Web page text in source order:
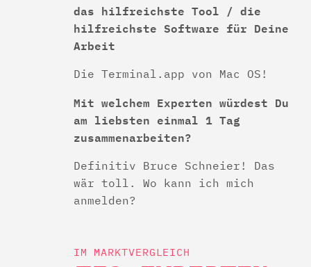
das hilfreichste Tool / die
hilfreichste Software für Deine
Arbeit
Die Terminal.app von Mac OS!
Mit welchem Experten würdest Du
am liebsten einmal 1 Tag
zusammenarbeiten?
Definitiv Bruce Schneier! Das
wär toll. Wo kann ich mich
anmelden?
IM MARKTVERGLEICH